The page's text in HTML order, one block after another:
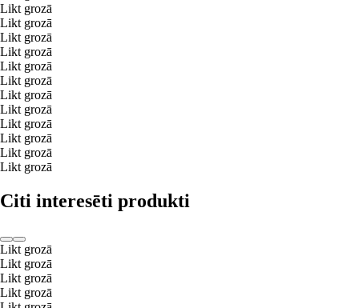
Likt grozā
Likt grozā
Likt grozā
Likt grozā
Likt grozā
Likt grozā
Likt grozā
Likt grozā
Likt grozā
Likt grozā
Likt grozā
Likt grozā
Citi interesēti produkti
Likt grozā
Likt grozā
Likt grozā
Likt grozā